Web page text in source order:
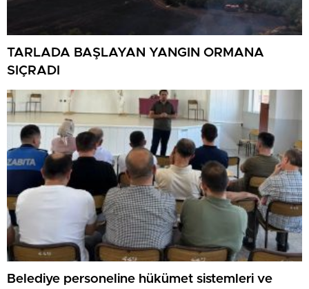
TARLADA BAŞLAYAN YANGIN ORMANA
SIÇRADI
Belediye personeline hükümet sistemleri ve